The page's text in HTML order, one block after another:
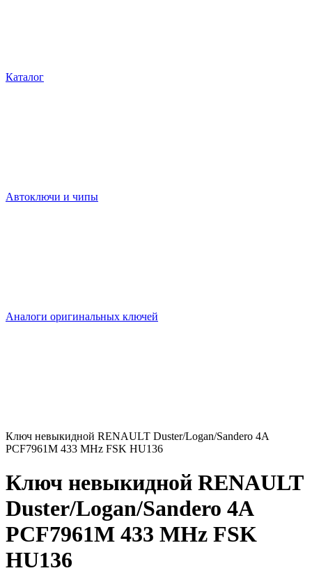
Каталог
Автоключи и чипы
Аналоги оригинальных ключей
Ключ невыкидной RENAULT Duster/Logan/Sandero 4A
PCF7961M 433 MHz FSK HU136
Ключ невыкидной RENAULT
Duster/Logan/Sandero 4A
PCF7961M 433 MHz FSK
HU136